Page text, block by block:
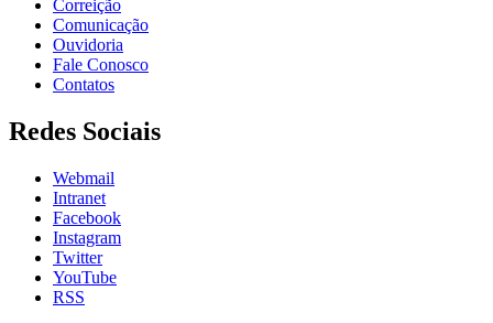
Correição
Comunicação
Ouvidoria
Fale Conosco
Contatos
Redes Sociais
Webmail
Intranet
Facebook
Instagram
Twitter
YouTube
RSS